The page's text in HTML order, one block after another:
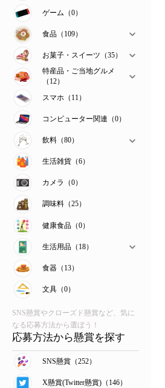
ゲーム（0）
食品（109）
お菓子・スイーツ（35）
特産品・ご当地グルメ
（12）
スマホ（11）
コンピューター関連（0）
飲料（80）
生活雑貨（6）
カメラ（0）
調味料（25）
健康食品（0）
生活用品（18）
食器（13）
文具（0）
SNS懸賞やクローズド懸賞など、気に
なる応募方法から選ぼう！
応募方法から懸賞を探す
SNS懸賞（252）
X懸賞(Twitter懸賞)（146）